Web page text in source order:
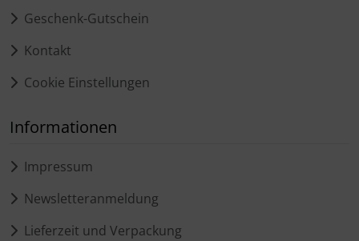
Geschenk-Gutschein
Kontakt
Cookie Einstellungen
Informationen
Impressum
Newsletteranmeldung
Lieferzeit und Verpackung